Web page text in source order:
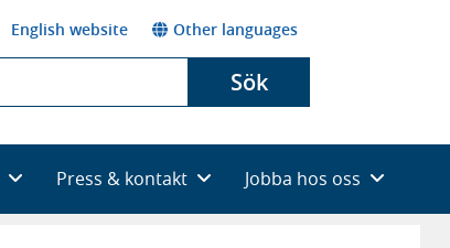
English website Other languages
Sök
Press & kontakt Jobba hos oss